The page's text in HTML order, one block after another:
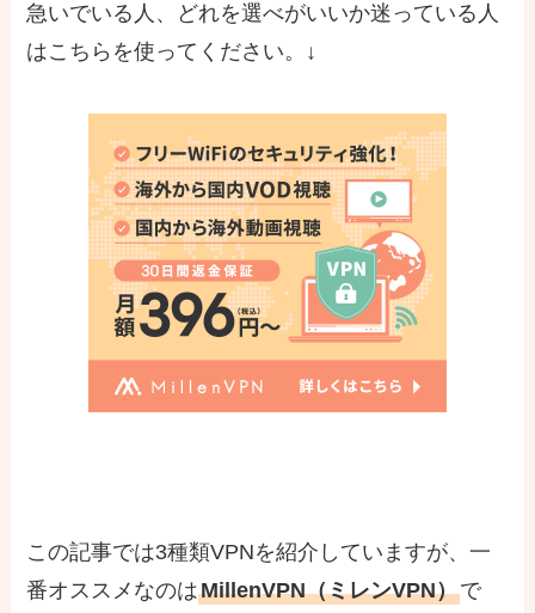
急いでいる人、どれを選べがいいか迷っている人
はこちらを使ってください。↓
この記事では3種類VPNを紹介していますが、一
番オススメなのはMillenVPN（ミレンVPN）で